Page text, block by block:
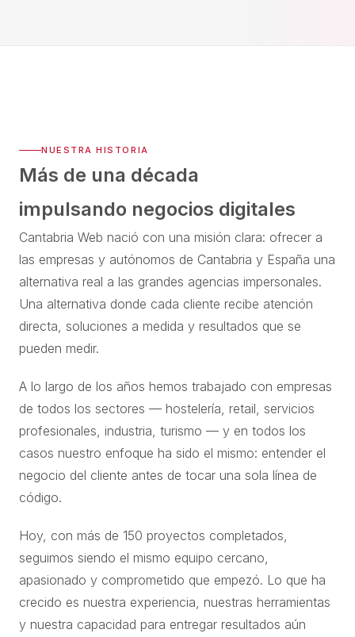
NUESTRA HISTORIA
Más de una década
impulsando negocios digitales
Cantabria Web nació con una misión clara: ofrecer a
las empresas y autónomos de Cantabria y España una
alternativa real a las grandes agencias impersonales.
Una alternativa donde cada cliente recibe atención
directa, soluciones a medida y resultados que se
pueden medir.
A lo largo de los años hemos trabajado con empresas
de todos los sectores — hostelería, retail, servicios
profesionales, industria, turismo — y en todos los
casos nuestro enfoque ha sido el mismo: entender el
negocio del cliente antes de tocar una sola línea de
código.
Hoy, con más de 150 proyectos completados,
seguimos siendo el mismo equipo cercano,
apasionado y comprometido que empezó. Lo que ha
crecido es nuestra experiencia, nuestras herramientas
y nuestra capacidad para entregar resultados aún